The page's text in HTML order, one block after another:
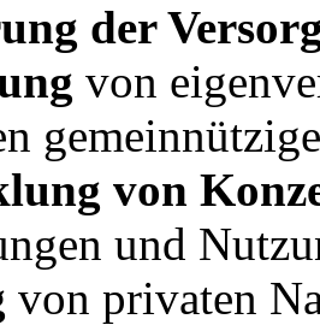
der
von
von
und
von privaten